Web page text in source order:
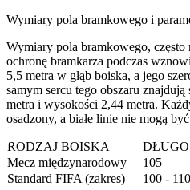
Wymiary pola bramkowego i
Wymiary pola bramkowego,
ochronę bramkarza podczas
5,5 metra w głąb boiska, a jego
samym sercu tego obszaru
metra i wysokości 2,44 metra.
osadzony, a białe linie nie mogą
RODZAJ BOISKA
Mecz międzynarodowy
105
Standard FIFA (zakres)
100 - 110